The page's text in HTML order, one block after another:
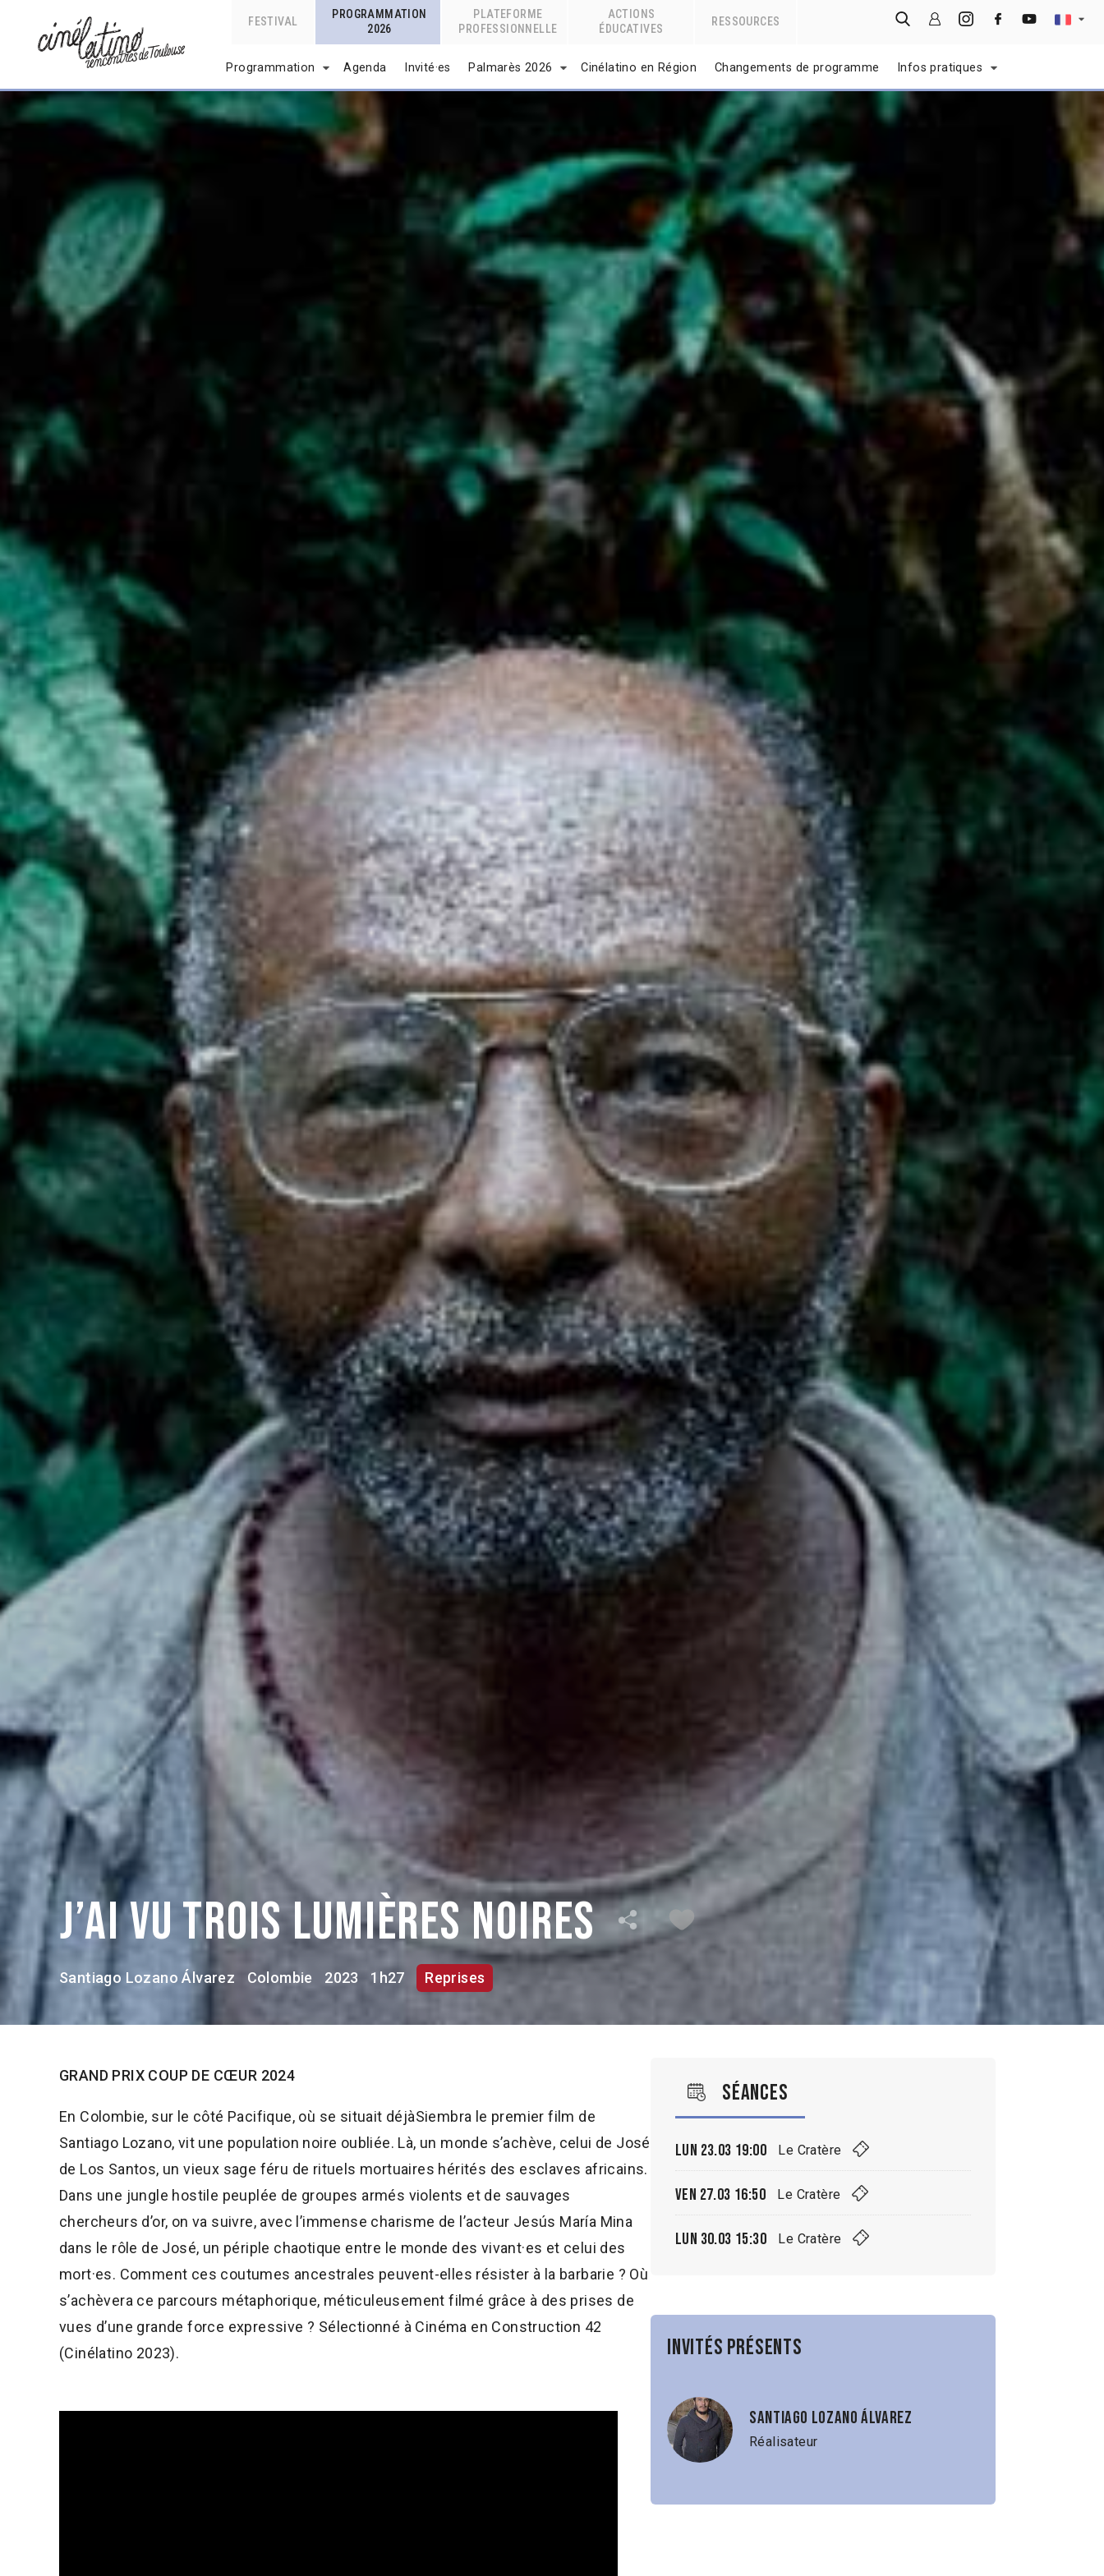
FESTIVAL
PROGRAMMATION
2026
PLATEFORME
PROFESSIONNELLE
ACTIONS
ÉDUCATIVES
RESSOURCES
Programmation Agenda Invité·es Palmarès 2026 Cinélatino en Région Changements de programme Infos pratiques
J’ai vu trois lumières noires
Santiago Lozano Álvarez Colombie 2023 1h27 Reprises
GRAND PRIX COUP DE CŒUR 2024
En Colombie, sur le côté Pacifique, où se situait déjàSiembra le premier film de
Santiago Lozano, vit une population noire oubliée. Là, un monde s’achève, celui de José
de Los Santos, un vieux sage féru de rituels mortuaires hérités des esclaves africains.
Dans une jungle hostile peuplée de groupes armés violents et de sauvages
chercheurs d’or, on va suivre, avec l’immense charisme de l’acteur Jesús María Mina
dans le rôle de José, un périple chaotique entre le monde des vivant·es et celui des
mort·es. Comment ces coutumes ancestrales peuvent-elles résister à la barbarie ? Où
s’achèvera ce parcours métaphorique, méticuleusement filmé grâce à des prises de
vues d’une grande force expressive ? Sélectionné à Cinéma en Construction 42
(Cinélatino 2023).
Séances
Lun 23.03 19:00 Le Cratère
Ven 27.03 16:50 Le Cratère
Lun 30.03 15:30 Le Cratère
Invités présents
Santiago Lozano Álvarez
Réalisateur